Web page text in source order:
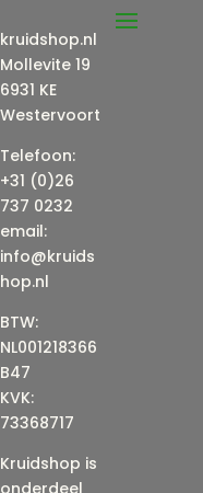
kruidshop.nl
Mollevite 19
6931 KE
Westervoort
Telefoon:
+31 (0)26
737 0232
email:
info@kruids
hop.nl
BTW:
NL001218366
B47
KVK:
73368717
Kruidshop is
onderdeel